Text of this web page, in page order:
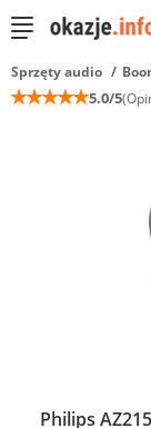
Sprzęty audio
☆
☆
☆
☆
☆ 5.0/5
Philips